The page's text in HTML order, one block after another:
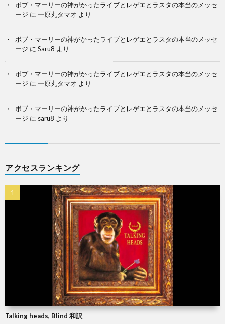
ボブ・マーリーの神がかったライブとレゲエとラスタの本当のメッセ
ージ に 一原丸タマオ より
ボブ・マーリーの神がかったライブとレゲエとラスタの本当のメッセ
ージ に Saru8 より
ボブ・マーリーの神がかったライブとレゲエとラスタの本当のメッセ
ージ に 一原丸タマオ より
ボブ・マーリーの神がかったライブとレゲエとラスタの本当のメッセ
ージ に saru8 より
アクセスランキング
Talking heads, Blind 和訳